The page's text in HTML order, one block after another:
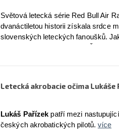
Světová letecká série Red Bull Air
dvanáctiletou historii získala srdce
slovenských leteckých fanoušků.
roce 2019, ale v roce 2022 se ji
Letecká akrobacie očima Lukáše
Lukáš Pařízek patří mezi
českých akrobatických pilotů.více